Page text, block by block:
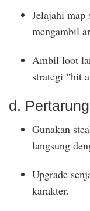
Jelajahi map
mengambil
Ambil loot
strategi “hit
d.
Gunakan
langsung
Upgrade
karakter.